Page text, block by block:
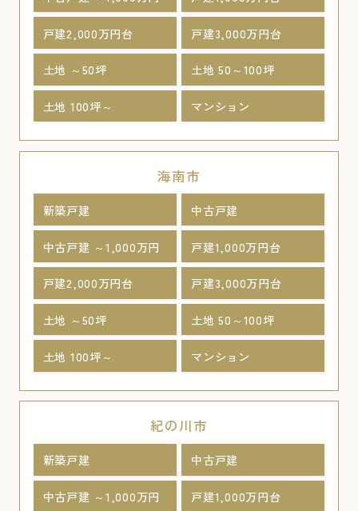
戸建2,000万円台 戸建3,000万円台
土地 ～50坪 土地 50～100坪
土地 100坪～ マンション
海南市
新築戸建 中古戸建
中古戸建 ～1,000万円 戸建1,000万円台
戸建2,000万円台 戸建3,000万円台
土地 ～50坪 土地 50～100坪
土地 100坪～ マンション
紀の川市
新築戸建 中古戸建
中古戸建 ～1,000万円 戸建1,000万円台